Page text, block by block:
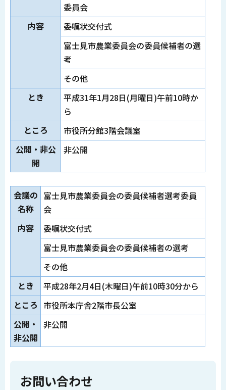
委員会
内容
委嘱状交付式
富士見市農業委員会の委員候補者の選
考
その他
とき
平成31年1月28日(月曜日)午前10時か
ら
ところ
市役所分館3階会議室
公開・非公
開
非公開
会議の
名称
富士見市農業委員会の委員候補者選考委員
会
内容
委嘱状交付式
富士見市農業委員会の委員候補者の選考
その他
とき
平成28年2月4日(木曜日)午前10時30分から
ところ 市役所本庁舎2階市長公室
公開・
非公開
非公開
お問い合わせ